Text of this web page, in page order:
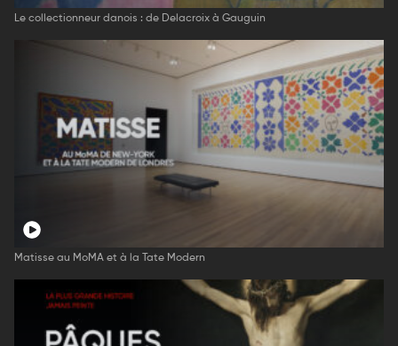
Le collectionneur danois : de Delacroix à Gauguin
Matisse au MoMA et à la Tate Modern